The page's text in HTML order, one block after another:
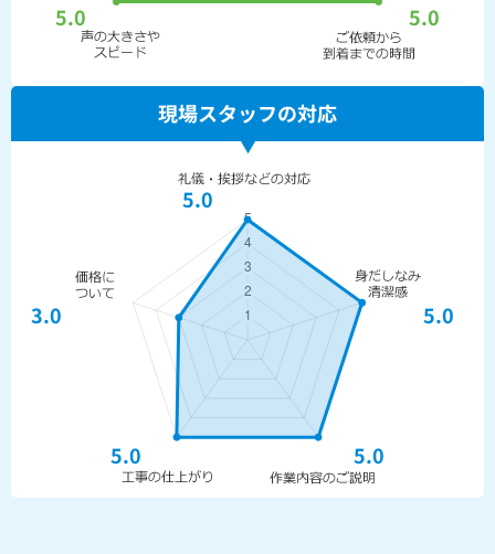
5.0 5.0
現場スタッフの対応
5.0
5.0
5.0
5.0
3.0